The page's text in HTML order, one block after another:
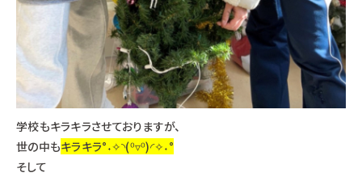
学校もキラキラさせておりますが、
世の中もキラキラ°˖✧◝(⁰▿⁰)◜✧˖°
そして